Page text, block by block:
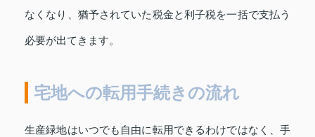
なくなり、猶予されていた税金と利子税を一括で支払う
必要が出てきます。
宅地への転用手続きの流れ
生産緑地はいつでも自由に転用できるわけではなく、手